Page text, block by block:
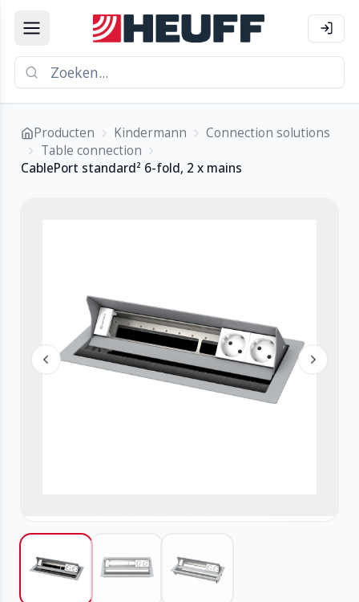
Producten Kindermann
Connection solutions
Table connection
CablePort standard² 6-fold, 2 x mains